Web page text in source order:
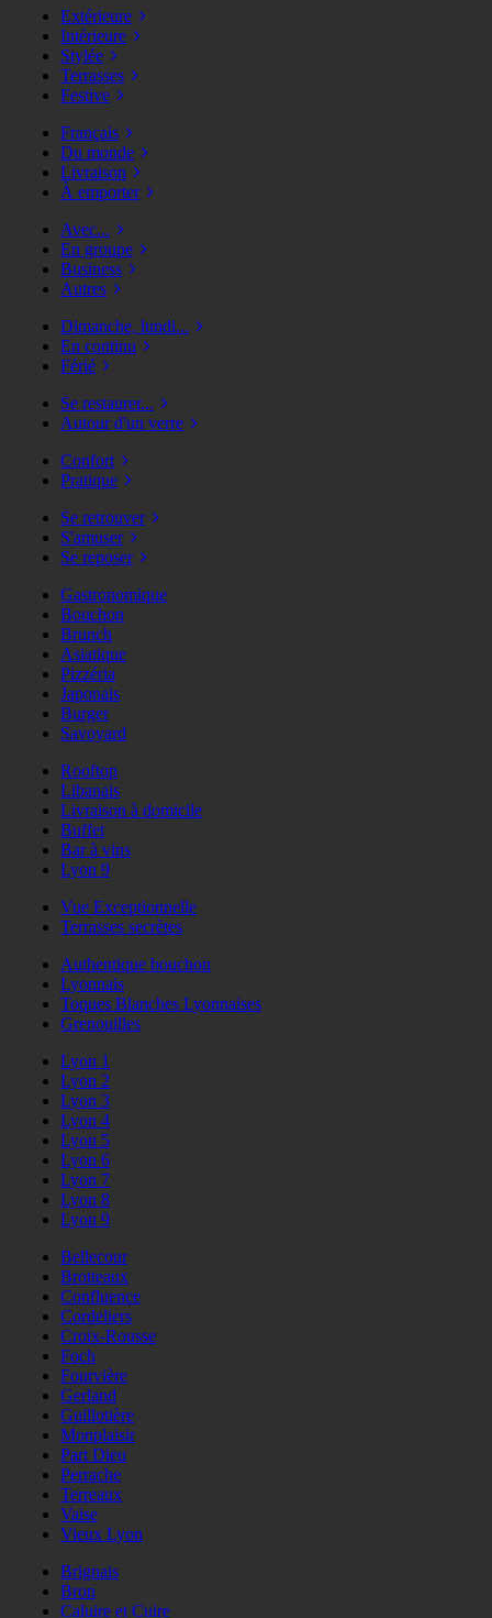
Extérieure
Intérieure
Stylée
Terrasses
Festive
Français
Du monde
Livraison
À emporter
Avec...
En groupe
Business
Autres
Dimanche, lundi...
En continu
Férié
Se restaurer...
Autour d'un verre
Confort
Pratique
Se retrouver
S'amuser
Se reposer
Gastronomique
Bouchon
Brunch
Asiatique
Pizzéria
Japonais
Burger
Savoyard
Rooftop
Libanais
Livraison à domicile
Buffet
Bar à vins
Lyon 9
Vue Exceptionnelle
Terrasses secrètes
Authentique bouchon
Lyonnais
Toques Blanches Lyonnaises
Grenouilles
Lyon 1
Lyon 2
Lyon 3
Lyon 4
Lyon 5
Lyon 6
Lyon 7
Lyon 8
Lyon 9
Bellecour
Brotteaux
Confluence
Cordeliers
Croix-Rousse
Foch
Fourvière
Gerland
Guillotière
Monplaisir
Part Dieu
Perrache
Terreaux
Vaise
Vieux Lyon
Brignais
Bron
Caluire et Cuire